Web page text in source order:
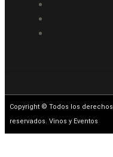
Copyright © Todos los derechos
reservados. Vinos y Eventos